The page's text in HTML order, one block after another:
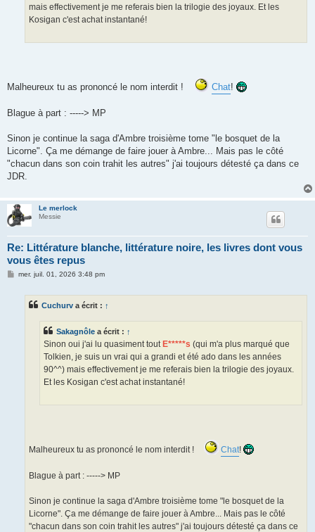
mais effectivement je me referais bien la trilogie des joyaux. Et les
Kosigan c'est achat instantané!
Malheureux tu as prononcé le nom interdit ! Chat!
Blague à part : -----> MP
Sinon je continue la saga d'Ambre troisième tome "le bosquet de la
Licorne". Ça me démange de faire jouer à Ambre... Mais pas le côté
"chacun dans son coin trahit les autres" j'ai toujours détesté ça dans ce
JDR.
Le merlock
Messie
Re: Littérature blanche, littérature noire, les livres dont vous
vous êtes repus
Mmer. juil. 01, 2026 3:48 pm
Cuchurv a écrit : ↑
Sakagnôle a écrit : ↑
Sinon oui j'ai lu quasiment tout E*****s (qui m'a plus marqué que
Tolkien, je suis un vrai qui a grandi et été ado dans les années
90^^) mais effectivement je me referais bien la trilogie des joyaux.
Et les Kosigan c'est achat instantané!
Malheureux tu as prononcé le nom interdit ! Chat!
Blague à part : -----> MP
Sinon je continue la saga d'Ambre troisième tome "le bosquet de la
Licorne". Ça me démange de faire jouer à Ambre... Mais pas le côté
"chacun dans son coin trahit les autres" j'ai toujours détesté ça dans ce